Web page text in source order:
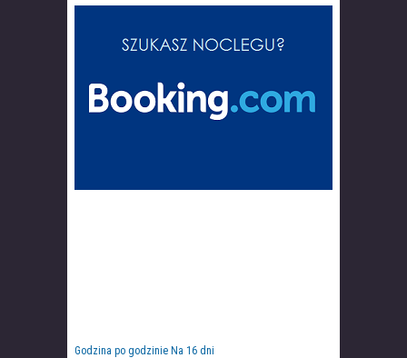
Godzina po godzinie Na 16 dni